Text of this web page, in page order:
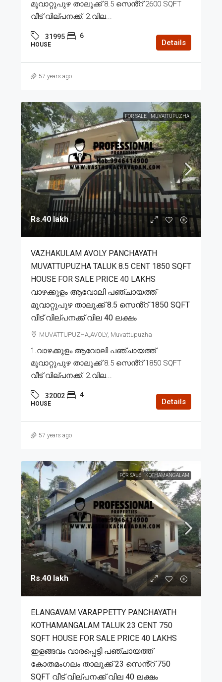
മൂവാറ്റുപുഴ താലൂക്ക് 8.5 സെൻ്റ് 2600 SQFT
വീട് വില്പനക്ക്. 2.വില...
31995 6
HOUSE Details
57 years ago
FOR SALE MUVATTUPUZHA
Rs.40 lakh
VAZHAKULAM AVOLY PANCHAYATH
MUVATTUPUZHA TALUK 8.5 CENT 1850 SQFT
HOUSE FOR SALE PRICE 40 LAKHS
വാഴക്കുളം ആവോലി പഞ്ചായത്ത്
മൂവാറ്റുപുഴ താലൂക്ക് 8.5 സെൻ്റ് 1850 SQFT
വീട് വില്പനക്ക് വില 40 ലക്ഷം
MUVATTUPUZHA,AVOLY, Muvattupuzha
1.വാഴക്കുളം ആവോലി പഞ്ചായത്ത്
മൂവാറ്റുപുഴ താലൂക്ക് 8.5 സെൻ്റ് 1850 SQFT
വീട് വില്പനക്ക്. 2.വില...
32002 4
HOUSE Details
57 years ago
FOR SALE KOTHAMANGALAM
Rs.40 lakh
ELANGAVAM VARAPPETTY PANCHAYATH
KOTHAMANGALAM TALUK 23 CENT 750
SQFT HOUSE FOR SALE PRICE 40 LAKHS
ഇളങ്ങവം വാരപ്പെട്ടി പഞ്ചായത്ത്
കോതമംഗലം താലൂക്ക് 23 സെൻ്റ് 750
SQFT വീട് വില്പനക്ക് വില 40 ലക്ഷം